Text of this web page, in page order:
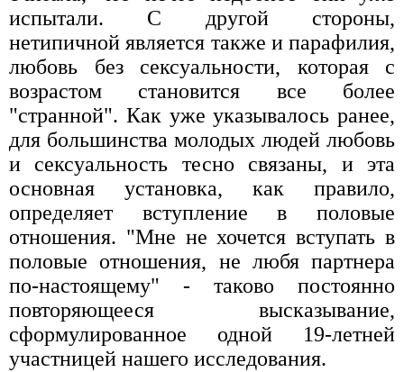
испытали. С другой стороны,
нетипичной является также и парафилия,
любовь без сексуальности, которая с
возрастом становится все более
"странной". Как уже указывалось ранее,
для большинства молодых людей любовь
и сексуальность тесно связаны, и эта
основная установка, как правило,
определяет вступление в половые
отношения. "Мне не хочется вступать в
половые отношения, не любя партнера
по-настоящему" - таково постоянно
повторяющееся высказывание,
сформулированное одной 19-летней
участницей нашего исследования.